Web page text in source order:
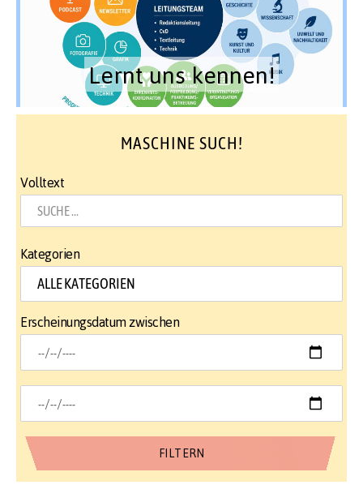
Lernt uns kennen!
MASCHINE SUCH!
Volltext
Kategorien
Erscheinungsdatum zwischen